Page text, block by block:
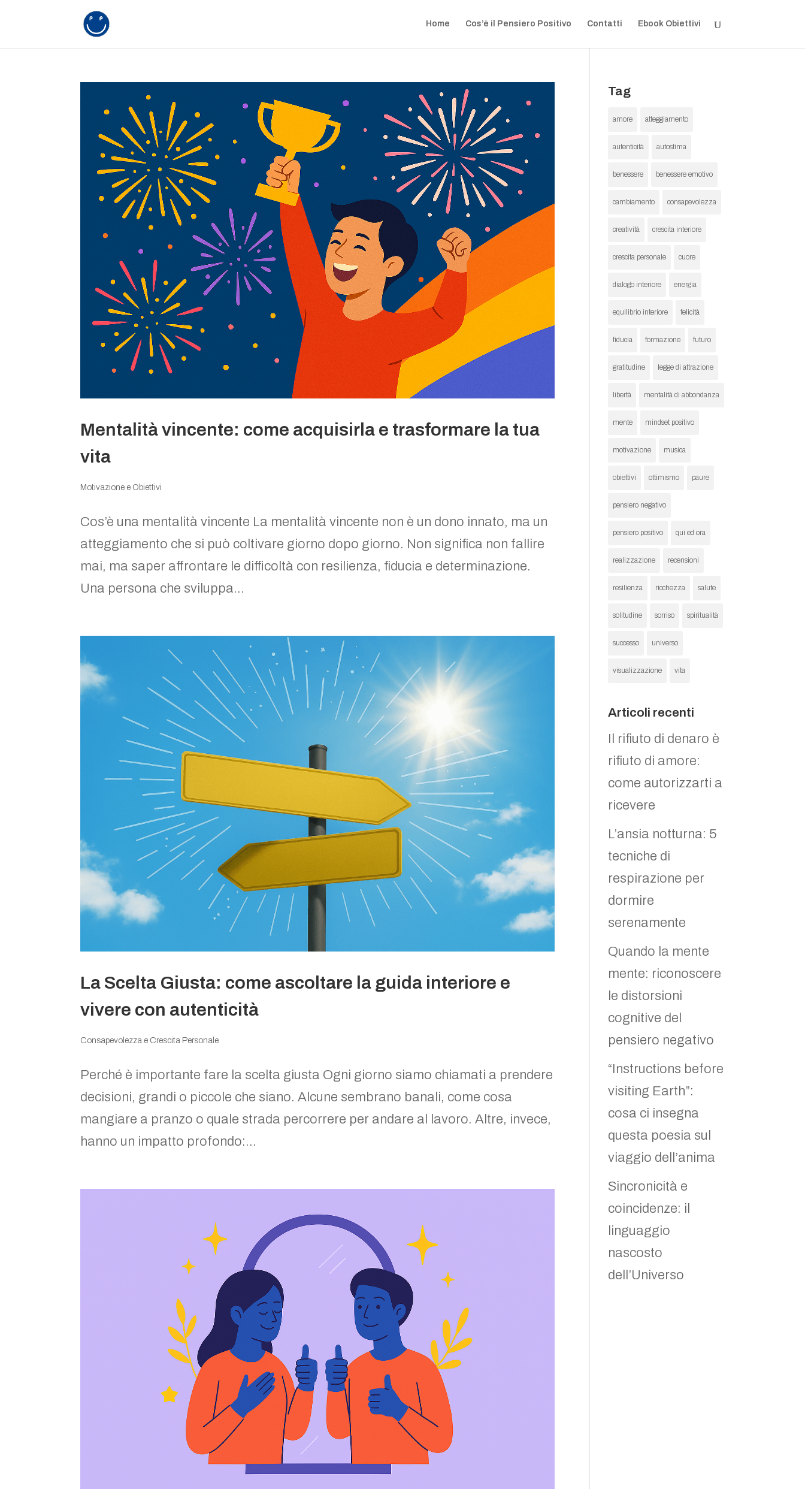
Home Cos’è il Pensiero Positivo Contatti Ebook Obiettivi
Mentalità vincente: come acquisirla e trasformare la tua
vita
Motivazione e Obiettivi
Cos’è una mentalità vincente La mentalità vincente non è un dono innato, ma un
atteggiamento che si può coltivare giorno dopo giorno. Non significa non fallire
mai, ma saper affrontare le difficoltà con resilienza, fiducia e determinazione.
Una persona che sviluppa...
La Scelta Giusta: come ascoltare la guida interiore e
vivere con autenticità
Consapevolezza e Crescita Personale
Perché è importante fare la scelta giusta Ogni giorno siamo chiamati a prendere
decisioni, grandi o piccole che siano. Alcune sembrano banali, come cosa
mangiare a pranzo o quale strada percorrere per andare al lavoro. Altre, invece,
hanno un impatto profondo:...
Tag
amore atteggiamento
autenticità autostima
benessere benessere emotivo
cambiamento consapevolezza
creatività crescita interiore
crescita personale cuore
dialogo interiore energia
equilibrio interiore felicità
fiducia formazione futuro
gratitudine legge di attrazione
libertà mentalità di abbondanza
mente mindset positivo
motivazione musica
obiettivi ottimismo paure
pensiero negativo
pensiero positivo qui ed ora
realizzazione recensioni
resilienza ricchezza salute
solitudine sorriso spiritualità
successo universo
visualizzazione vita
Articoli recenti
Il rifiuto di denaro è
rifiuto di amore:
come autorizzarti a
ricevere
L’ansia notturna: 5
tecniche di
respirazione per
dormire
serenamente
Quando la mente
mente: riconoscere
le distorsioni
cognitive del
pensiero negativo
“Instructions before
visiting Earth”:
cosa ci insegna
questa poesia sul
viaggio dell’anima
Sincronicità e
coincidenze: il
linguaggio
nascosto
dell’Universo